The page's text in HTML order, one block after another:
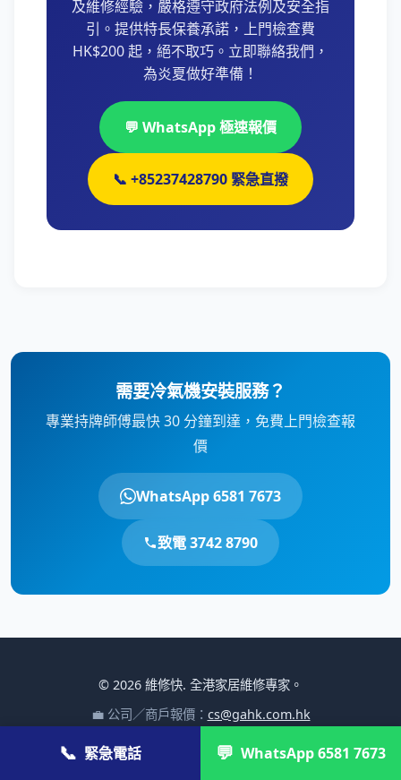
及維修經驗，嚴格遵守政府法例及安全指
引。提供特長保養承諾，上門檢查費
HK$200 起，絕不取巧。立即聯絡我們，
為炎夏做好準備！
💬 WhatsApp 極速報價
📞 +85237428790 緊急直撥
需要冷氣機安裝服務？
專業持牌師傅最快 30 分鐘到達，免費上門檢查報
價
WhatsApp 6581 7673
致電 3742 8790
© 2026 維修快. 全港家居維修專家。
💼 公司／商戶報價： cs@gahk.com.hk
關於我們 聯絡我們· 私隱政策
📞 緊急電話 💬 WhatsApp 6581 7673